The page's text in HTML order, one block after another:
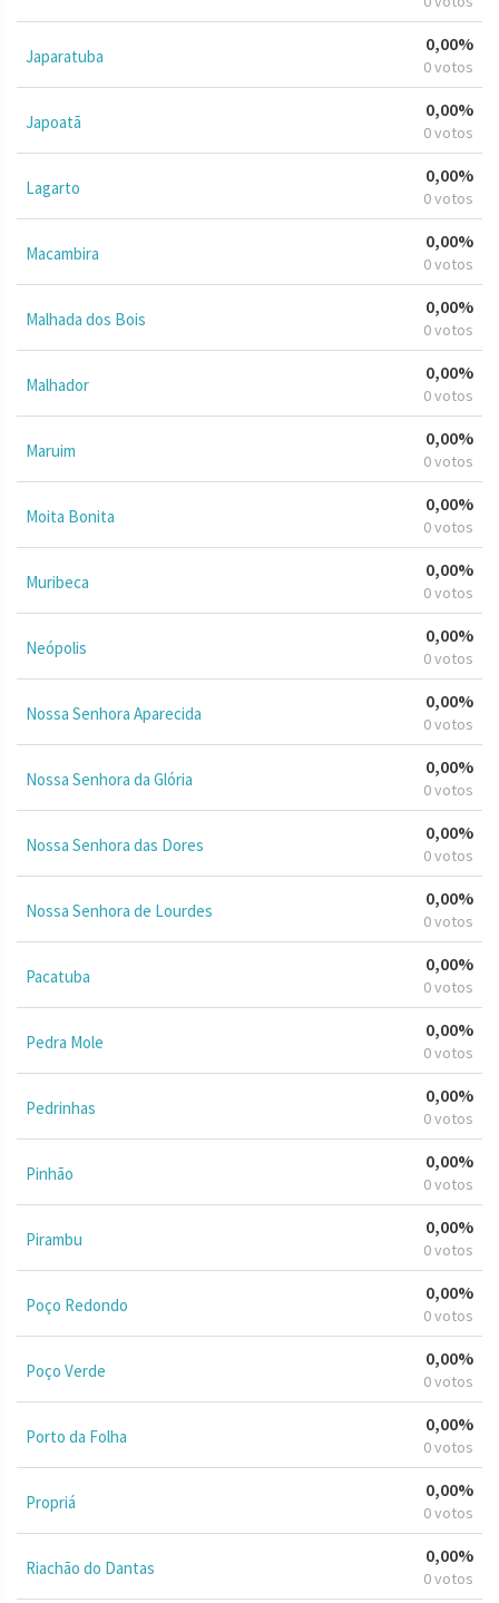
Japaratuba
0,00%
0 votos
Japoatã
0,00%
0 votos
Lagarto
0,00%
0 votos
Macambira
0,00%
0 votos
Malhada dos Bois
0,00%
0 votos
Malhador
0,00%
0 votos
Maruim
0,00%
0 votos
Moita Bonita
0,00%
0 votos
Muribeca
0,00%
0 votos
Neópolis
0,00%
0 votos
Nossa Senhora Aparecida
0,00%
0 votos
Nossa Senhora da Glória
0,00%
0 votos
Nossa Senhora das Dores
0,00%
0 votos
Nossa Senhora de Lourdes
0,00%
0 votos
Pacatuba
0,00%
0 votos
Pedra Mole
0,00%
0 votos
Pedrinhas
0,00%
0 votos
Pinhão
0,00%
0 votos
Pirambu
0,00%
0 votos
Poço Redondo
0,00%
0 votos
Poço Verde
0,00%
0 votos
Porto da Folha
0,00%
0 votos
Propriá
0,00%
0 votos
Riachão do Dantas
0,00%
0 votos